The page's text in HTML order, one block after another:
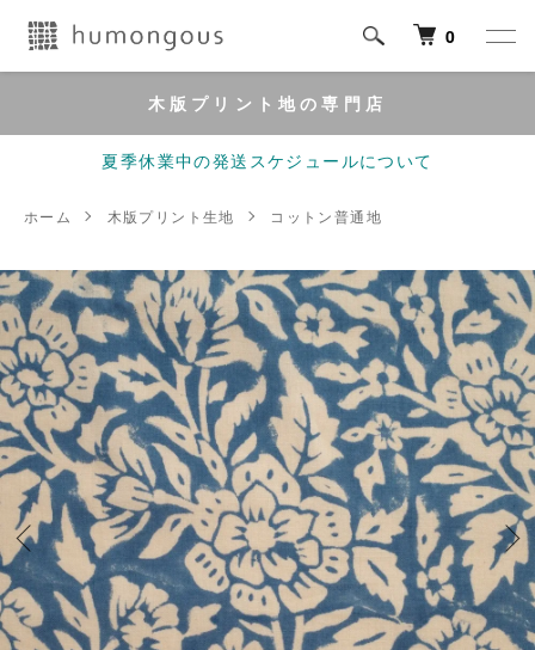
0
木版プリント地の専門店
夏季休業中の発送スケジュールについて
ホーム 木版プリント生地 コットン普通地